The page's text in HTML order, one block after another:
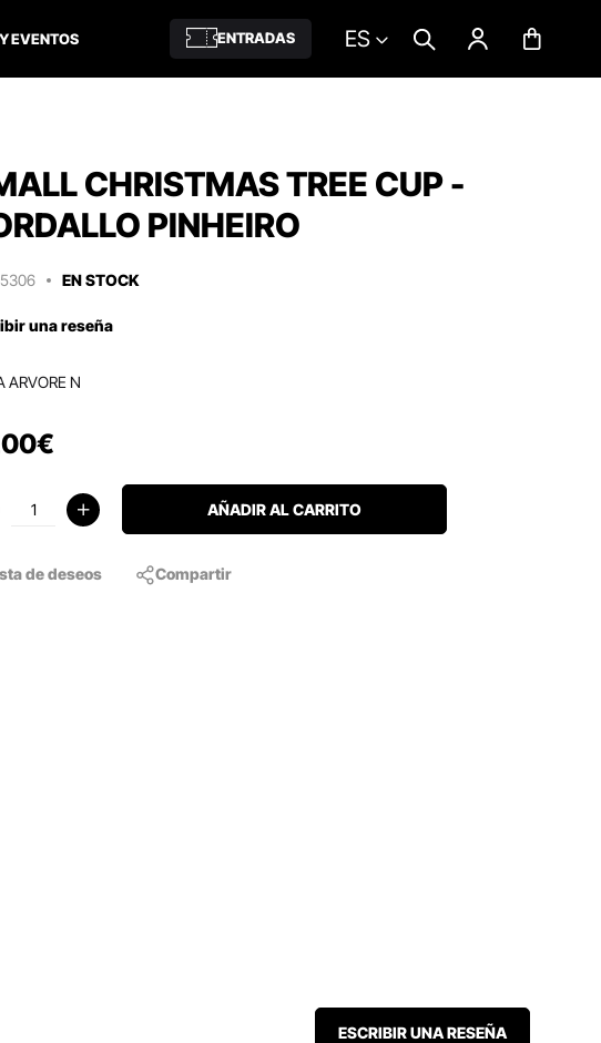
EVENTOS ENTRADAS ES
CHRISTMAS TREE CUP -
PINHEIRO
EN STOCK
una reseña
ARVORE N
00€
AÑADIR AL CARRITO
de deseos Compartir
ESCRIBIR UNA RESEÑA